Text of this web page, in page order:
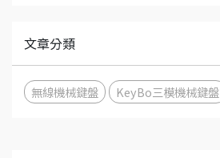
文章分類
無線機械鍵盤 KeyBo三模機械鍵盤